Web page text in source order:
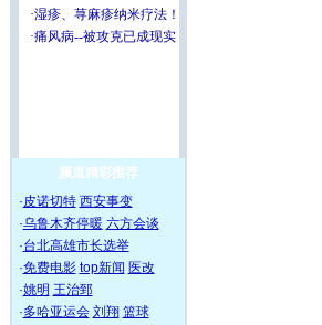
频道精彩推荐
·皮诺切特 西安事变
·乌鲁木齐停暖 六方会谈
·台北高雄市长选举
·免费电影 top新闻 医改
·姚明 王治郅
·多哈亚运会 刘翔 篮球